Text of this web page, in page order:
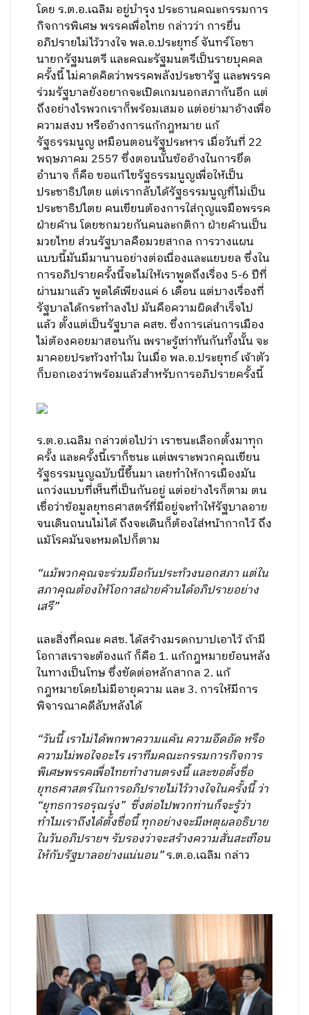
โดย ร.ต.อ.เฉลิม อยู่บำรุง ประธานคณะกรรมการ
กิจการพิเศษ พรรคเพื่อไทย กล่าวว่า การยื่น
อภิปรายไม่ไว้วางใจ พล.อ.ประยุทธ์ จันทร์โอชา
นายกรัฐมนตรี และคณะรัฐมนตรีเป็นรายบุคคล
ครั้งนี้ ไม่คาดคิดว่าพรรคพลังประชารัฐ และพรรค
ร่วมรัฐบาลยังอยากจะเปิดเกมนอกสภากันอีก แต่
ถึงอย่างไรพวกเราก็พร้อมเสมอ แต่อย่ามาอ้างเพื่อ
ความสงบ หรืออ้างการแก้กฎหมาย แก้
รัฐธรรมนูญ เหมือนตอนรัฐประหาร เมื่อวันที่ 22
พฤษภาคม 2557 ซึ่งตอนนั้นข้ออ้างในการยึด
อำนาจ ก็คือ ขอแก้ไขรัฐธรรมนูญเพื่อให้เป็น
ประชาธิปไตย แต่เรากลับได้รัฐธรรมนูญที่ไม่เป็น
ประชาธิปไตย คนเขียนต้องการใส่กุญแจมือพรรค
ฝ่ายค้าน โดยชกมวยกันคนละกติกา ฝ่ายค้านเป็น
มวยไทย ส่วนรัฐบาลคือมวยสากล การวางแผน
แบบนี้มันมีมานานอย่างต่อเนื่องและแยบยล ซึ่งใน
การอภิปรายครั้งนี้จะไม่ให้เราพูดถึงเรื่อง 5-6 ปีที่
ผ่านมาแล้ว พูดได้เพียงแค่ 6 เดือน แต่บางเรื่องที่
รัฐบาลได้กระทำลงไป มันคือความผิดสำเร็จไป
แล้ว ตั้งแต่เป็นรัฐบาล คสช. ซึ่งการเล่นการเมือง
ไม่ต้องคอยมาสอนกัน เพราะรู้เท่าทันกันทั้งนั้น จะ
มาคอยประท้วงทำไม ในเมื่อ พล.อ.ประยุทธ์ เจ้าตัว
ก็บอกเองว่าพร้อมแล้วสำหรับการอภิปรายครั้งนี้
ร.ต.อ.เฉลิม กล่าวต่อไปว่า เราชนะเลือกตั้งมาทุก
ครั้ง และครั้งนี้เราก็ชนะ แต่เพราะพวกคุณเขียน
รัฐธรรมนูญฉบับนี้ขึ้นมา เลยทำให้การเมืองมัน
แกว่งแบบที่เห็นที่เป็นกันอยู่ แต่อย่างไรก็ตาม ตน
เชื่อว่าข้อมูลยุทธศาสตร์ที่มีอยู่จะทำให้รัฐบาลอาย
จนเดินถนนไม่ได้ ถึงจะเดินก็ต้องใส่หน้ากากไว้ ถึง
แม้โรคมันจะหมดไปก็ตาม
“แม้พวกคุณจะร่วมมือกันประท้วงนอกสภา แต่ใน
สภาคุณต้องให้โอกาสฝ่ายค้านได้อภิปรายอย่าง
เสรี”
และสิ่งที่คณะ คสช. ได้สร้างมรดกบาปเอาไว้ ถ้ามี
โอกาสเราจะต้องแก้ ก็คือ 1. แก้กฎหมายย้อนหลัง
ในทางเป็นโทษ ซึ่งขัดต่อหลักสากล 2. แก้
กฎหมายโดยไม่มีอายุความ และ 3. การให้มีการ
พิจารณาคดีลับหลังได้
“วันนี้ เราไม่ได้พกพาความแค้น ความอึดอัด หรือ
ความไม่พอใจอะไร เราทีมคณะกรรมการกิจการ
พิเศษพรรคเพื่อไทยทำงานตรงนี้ และขอตั้งชื่อ
ยุทธศาสตร์ในการอภิปรายไม่ไว้วางใจในครั้งนี้ ว่า
“ยุทธการอรุณรุ่ง” ซึ่งต่อไปพวกท่านก็จะรู้ว่า
ทำไมเราถึงได้ตั้งชื่อนี้ ทุกอย่างจะมีเหตุผลอธิบาย
ในวันอภิปรายฯ รับรองว่าจะสร้างความสั่นสะเทือน
ให้กับรัฐบาลอย่างแน่นอน”ร.ต.อ.เฉลิม กล่าว